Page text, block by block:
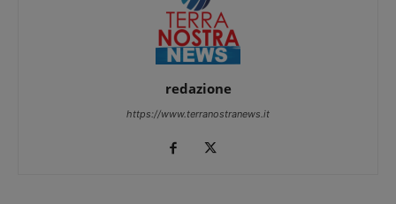
redazione
https://www.terranostranews.it